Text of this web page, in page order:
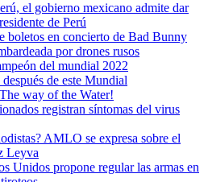
el gobierno mexicano admite dar
de Perú
boletos en concierto de Bad Bunny
por drones rusos
del mundial 2022
de este Mundial
way of the Water!
registran síntomas del virus
AMLO se expresa sobre el
Leyva
Unidos propone regular las armas en